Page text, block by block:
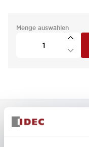
Menge auswählen
Hauptmerkmale